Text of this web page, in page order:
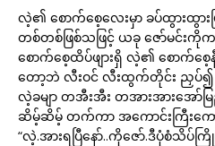
လဲ့၏ စောက်စေ့လေးမှာ ခပ်ထွားထွာ
တစ်တစ်ဖြစ်သဖြင့် ယခု ဇော်မင်း
စောက်စေ့ထိပ်ဖျားရှိ လဲ့၏ စောက်
တော့ဘဲ လီးဝင် လီးထွက်တိုင်း ညှပ်၍
လဲ့ခမျာ တအီးအီး တအားအားအော်
ဆိမ့်ဆိမ့် တက်ကာ အကောင်းကြီးကေ
“လဲ့.အားရပြီနော်..ကိုဇော်.ဒီပုံစံသိပ်